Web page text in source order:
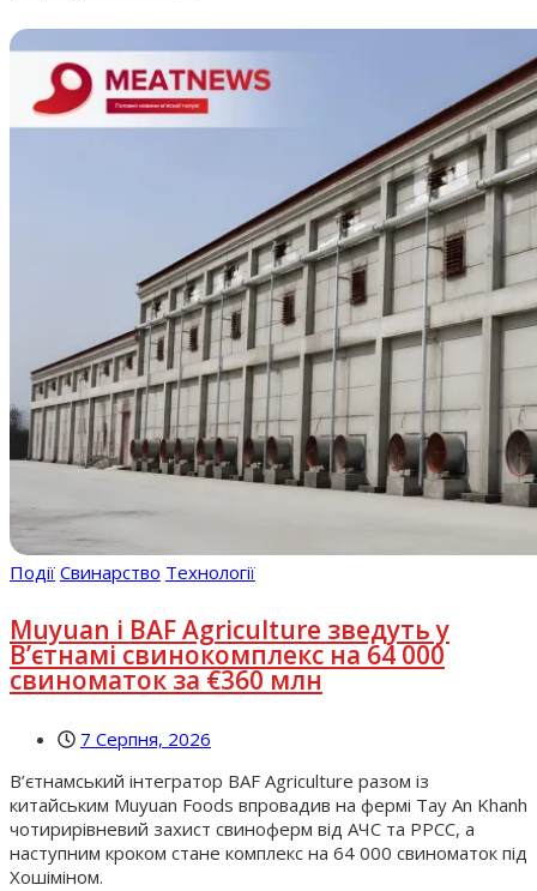
Події Свинарство Технології
Muyuan і BAF Agriculture зведуть у
В’єтнамі свинокомплекс на 64 000
свиноматок за €360 млн
7 Серпня, 2026
В’єтнамський інтегратор BAF Agriculture разом із
китайським Muyuan Foods впровадив на фермі Tay An Khanh
чотирирівневий захист свиноферм від АЧС та РРСС, а
наступним кроком стане комплекс на 64 000 свиноматок під
Хошіміном.